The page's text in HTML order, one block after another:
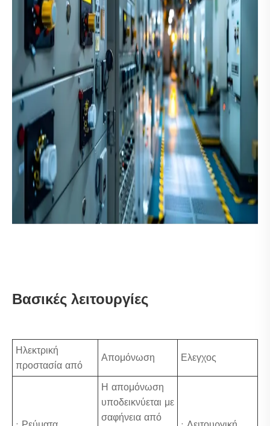
Βασικές λειτουργίες
Ηλεκτρική
προστασία από
Απομόνωση Ελεγχος
Η απομόνωση
υποδεικνύεται με
σαφήνεια από